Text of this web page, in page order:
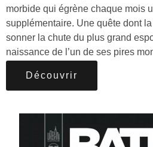
morbide qui égrène chaque mois
supplémentaire. Une quête dont
sonner la chute du plus grand
naissance de l’un de ses pires
Découvrir